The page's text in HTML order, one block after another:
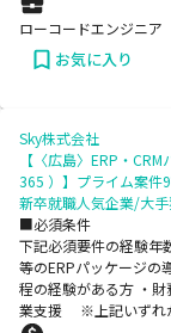
ローコードエンジニア
お気に入り
Sky株式会社
【〈広島〉ERP・
365 ）】プライム案
新卒就職人気企業/大
■必須条件
下記必須要件の経験年
等のERPパッケージの
程の経験がある方 ・
業支援 ※上記いずれ